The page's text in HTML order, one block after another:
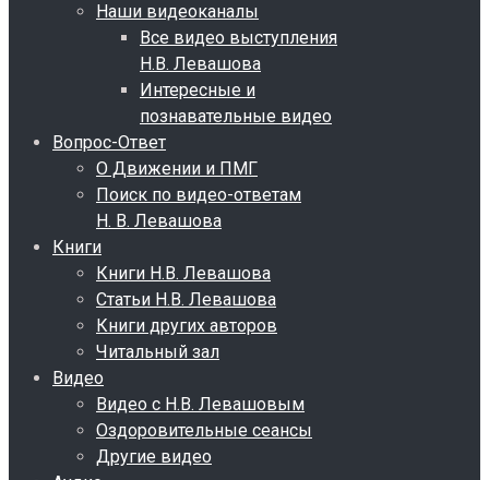
Наши видеоканалы
Все видео выступления
Н.В. Левашова
Интересные и
познавательные видео
Вопрос-Ответ
О Движении и ПМГ
Поиск по видео-ответам
Н. В. Левашова
Книги
Книги Н.В. Левашова
Статьи Н.В. Левашова
Книги других авторов
Читальный зал
Видео
Видео с Н.В. Левашовым
Оздоровительные сеансы
Другие видео